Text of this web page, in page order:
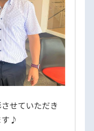
せていただき
す♪